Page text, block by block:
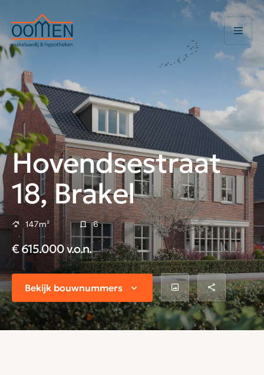
Hovendsestraat
18, Brakel
147m² 6
€ 615.000 v.o.n.
Bekijk bouwnummers